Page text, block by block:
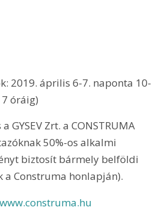
2019. április 6-7. naponta 10-
óráig)
GYSEV Zrt. a CONSTRUMA
50%-os alkalmi
biztosít bármely belföldi
a Construma honlapján).
www.construma.hu